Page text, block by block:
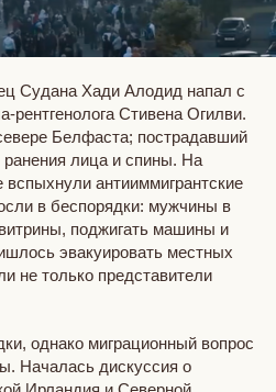
Судана Хади Алодид напал с
рентгенолога Стивена Огилви.
Белфаста; пострадавший
лица и спины. На
антииммигрантские
в беспорядки: мужчины в
поджигать машины и
эвакуировать местных
не только представители
однако миграционный вопрос
Началась дискуссия о